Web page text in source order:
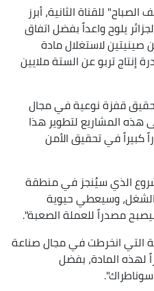
للقناة الثانية، أبرز
يلوح واعداً بفضل اتفاق
لاستغلال مادة
تربو عن الستة ملايين
قفزة نوعية في مجال
المشاريع لتطوير هذا
في تحقيق الأمن
الذي سيُنجز في منطقة
وسيعطي حيوية
مصدراً للعملة الصعبة".
التي انخرطت في مجال صناعة
المادة، بفضل